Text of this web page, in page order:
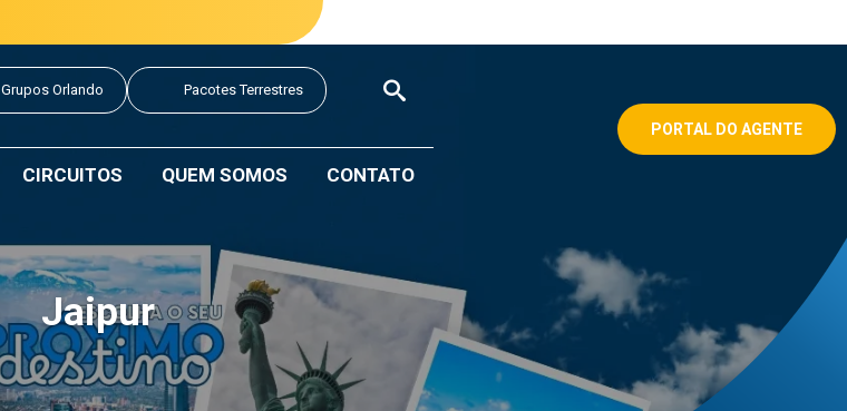
Grupos Orlando Pacotes Terrestres
CIRCUITOS QUEM SOMOS CONTATO
PORTAL DO AGENTE
Jaipur